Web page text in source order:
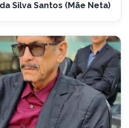
Silva Santos (Mãe Neta)